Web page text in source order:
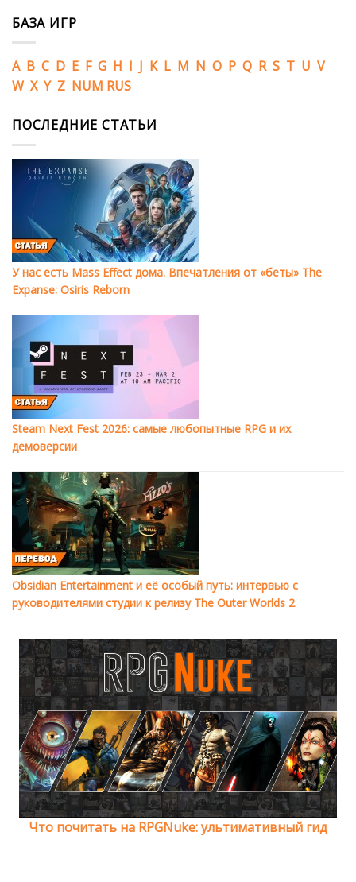
БАЗА ИГР
A B C D E F G H I J K L M N O P Q R S T U V
W X Y Z NUM RUS
ПОСЛЕДНИЕ СТАТЬИ
У нас есть Mass Effect дома. Впечатления от «беты» The
Expanse: Osiris Reborn
Steam Next Fest 2026: самые любопытные RPG и их
демоверсии
Obsidian Entertainment и её особый путь: интервью с
руководителями студии к релизу The Outer Worlds 2
Что почитать на RPGNuke: ультимативный гид